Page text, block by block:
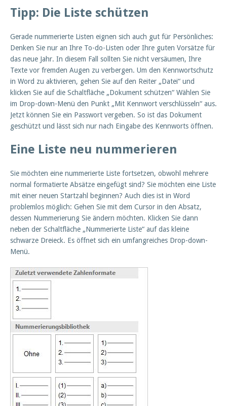
Tipp: Die Liste schützen
Gerade nummerierte Listen eignen sich auch gut für Persönliches:
Denken Sie nur an Ihre To-do-Listen oder Ihre guten Vorsätze für
das neue Jahr. In diesem Fall sollten Sie nicht versäumen, Ihre
Texte vor fremden Augen zu verbergen. Um den Kennwortschutz
in Word zu aktivieren, gehen Sie auf den Reiter „Datei“ und
klicken Sie auf die Schaltfläche „Dokument schützen“ Wählen Sie
im Drop-down-Menü den Punkt „Mit Kennwort verschlüsseln“ aus.
Jetzt können Sie ein Passwort vergeben. So ist das Dokument
geschützt und lässt sich nur nach Eingabe des Kennworts öffnen.
Eine Liste neu nummerieren
Sie möchten eine nummerierte Liste fortsetzen, obwohl mehrere
normal formatierte Absätze eingefügt sind? Sie möchten eine Liste
mit einer neuen Startzahl beginnen? Auch dies ist in Word
problemlos möglich: Gehen Sie mit dem Cursor in den Absatz,
dessen Nummerierung Sie ändern möchten. Klicken Sie dann
neben der Schaltfläche „Nummerierte Liste“ auf das kleine
schwarze Dreieck. Es öffnet sich ein umfangreiches Drop-down-
Menü.